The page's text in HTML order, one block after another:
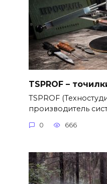
TSPROF –
TSPROF
производитель
0 666